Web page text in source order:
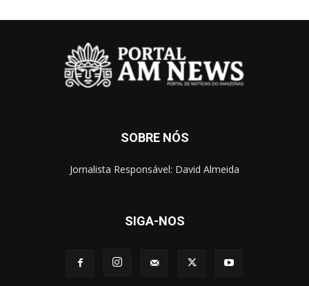
SOBRE NÓS
Jornalista Responsável: David Almeida
SIGA-NOS